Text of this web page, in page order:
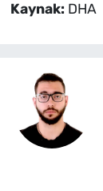
Kaynak: DHA